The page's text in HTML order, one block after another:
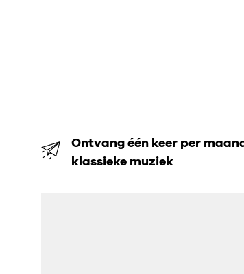
Ontvang één keer per
klassieke muziek